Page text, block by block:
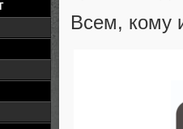
Всем, кому